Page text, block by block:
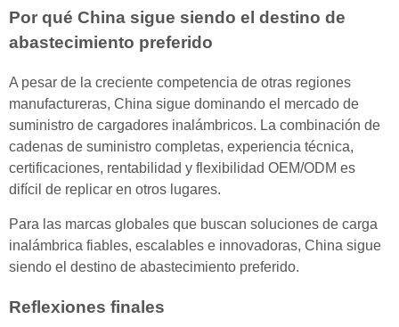
Por qué China sigue siendo el destino de
abastecimiento preferido
A pesar de la creciente competencia de otras regiones
manufactureras, China sigue dominando el mercado de
suministro de cargadores inalámbricos. La combinación de
cadenas de suministro completas, experiencia técnica,
certificaciones, rentabilidad y flexibilidad OEM/ODM es
difícil de replicar en otros lugares.
Para las marcas globales que buscan soluciones de carga
inalámbrica fiables, escalables e innovadoras, China sigue
siendo el destino de abastecimiento preferido.
Reflexiones finales